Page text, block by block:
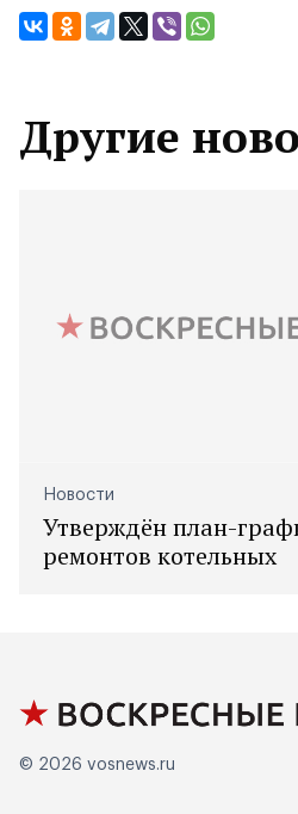
Другие
Новости
Утверждён план-
ремонтов котельных
© 2026 vosnews.ru